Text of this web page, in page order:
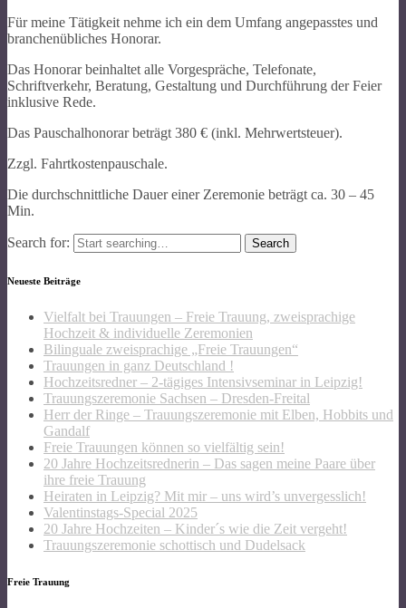
Für meine Tätigkeit nehme ich ein dem Umfang angepasstes und
branchenübliches Honorar.
Das Honorar beinhaltet alle Vorgespräche, Telefonate,
Schriftverkehr, Beratung, Gestaltung und Durchführung der Feier
inklusive Rede.
Das Pauschalhonorar beträgt 380 € (inkl. Mehrwertsteuer).
Zzgl. Fahrtkostenpauschale.
Die durchschnittliche Dauer einer Zeremonie beträgt ca. 30 – 45
Min.
Search for:
Neueste Beiträge
Vielfalt bei Trauungen – Freie Trauung, zweisprachige
Hochzeit & individuelle Zeremonien
Bilinguale zweisprachige „Freie Trauungen“
Trauungen in ganz Deutschland !
Hochzeitsredner – 2-tägiges Intensivseminar in Leipzig!
Trauungszeremonie Sachsen – Dresden-Freital
Herr der Ringe – Trauungszeremonie mit Elben, Hobbits und
Gandalf
Freie Trauungen können so vielfältig sein!
20 Jahre Hochzeitsrednerin – Das sagen meine Paare über
ihre freie Trauung
Heiraten in Leipzig? Mit mir – uns wird’s unvergesslich!
Valentinstags-Special 2025
20 Jahre Hochzeiten – Kinder´s wie die Zeit vergeht!
Trauungszeremonie schottisch und Dudelsack
Freie Trauung